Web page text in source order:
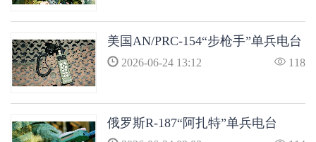
美国AN/PRC-154“步枪手”单兵电台
2026-06-24 13:12 118
俄罗斯R-187“阿扎特”单兵电台